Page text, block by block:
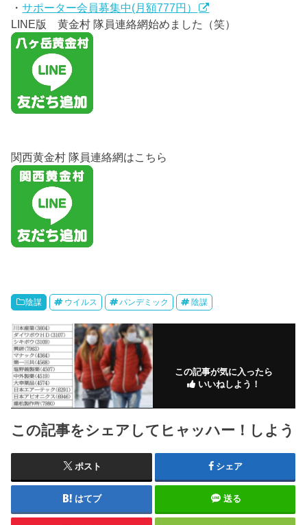
・サポーター会員募集中(月額777円）
LINE版 黄金村 隊員連絡網始めました（笑）
関西黄金村 隊員連絡網はこちら
陰謀 ウイルス パンデミック 陰謀
この記事が気に入ったら
いいねしよう！
この記事をシェアしてヒャッハー！しよう
ポスト シェア
はてブ 送る